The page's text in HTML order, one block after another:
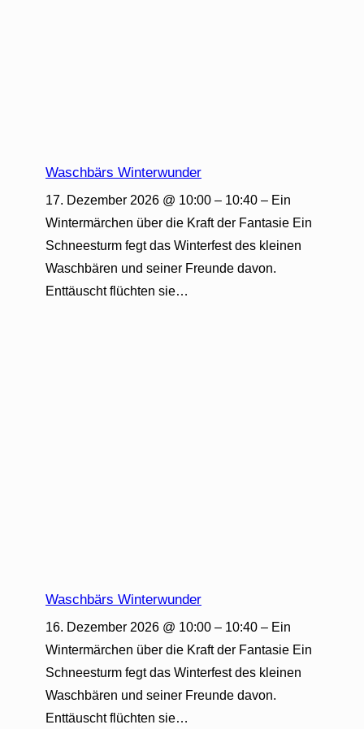
Waschbärs Winterwunder
17. Dezember 2026 @ 10:00 – 10:40 – Ein
Wintermärchen über die Kraft der Fantasie Ein
Schneesturm fegt das Winterfest des kleinen
Waschbären und seiner Freunde davon.
Enttäuscht flüchten sie…
Waschbärs Winterwunder
16. Dezember 2026 @ 10:00 – 10:40 – Ein
Wintermärchen über die Kraft der Fantasie Ein
Schneesturm fegt das Winterfest des kleinen
Waschbären und seiner Freunde davon.
Enttäuscht flüchten sie…